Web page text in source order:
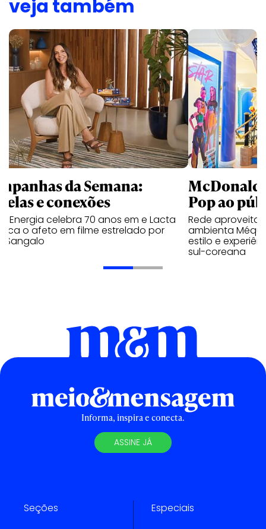
veja também
da Semana:
e conexões
Energia celebra 70 anos em e Lacta
o afeto em filme estrelado por
Sangalo
Pop ao
Rede aproveita
ambienta Méqui
estilo e
sul-coreana
Informa, inspira e conecta.
ASSINE JÁ
Seções Especiais